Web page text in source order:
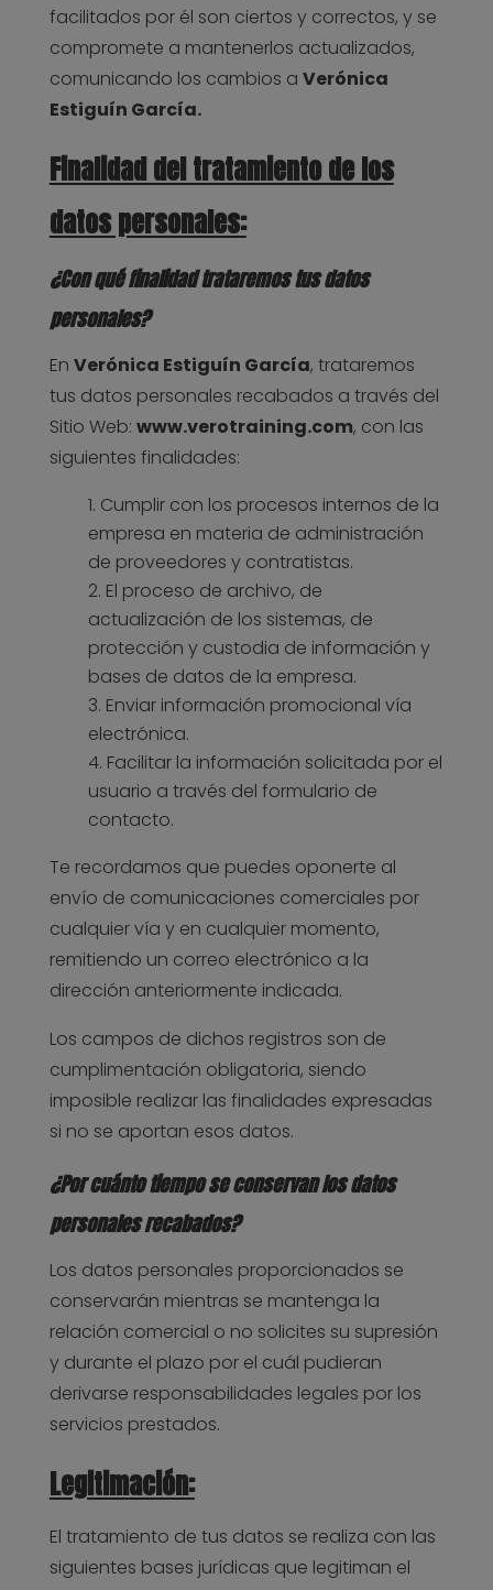
facilitados por él son ciertos y correctos, y se
compromete a mantenerlos actualizados,
comunicando los cambios a Verónica
Estiguín García.
Finalidad del tratamiento de los
datos personales:
¿Con qué finalidad trataremos tus datos
personales?
En Verónica Estiguín García, trataremos
tus datos personales recabados a través del
Sitio Web: www.verotraining.com, con las
siguientes finalidades:
Cumplir con los procesos internos de la
empresa en materia de administración
de proveedores y contratistas.
El proceso de archivo, de
actualización de los sistemas, de
protección y custodia de información y
bases de datos de la empresa.
Enviar información promocional vía
electrónica.
Facilitar la información solicitada por el
usuario a través del formulario de
contacto.
Te recordamos que puedes oponerte al
envío de comunicaciones comerciales por
cualquier vía y en cualquier momento,
remitiendo un correo electrónico a la
dirección anteriormente indicada.
Los campos de dichos registros son de
cumplimentación obligatoria, siendo
imposible realizar las finalidades expresadas
si no se aportan esos datos.
¿Por cuánto tiempo se conservan los datos
personales recabados?
Los datos personales proporcionados se
conservarán mientras se mantenga la
relación comercial o no solicites su supresión
y durante el plazo por el cuál pudieran
derivarse responsabilidades legales por los
servicios prestados.
Legitimación:
El tratamiento de tus datos se realiza con las
siguientes bases jurídicas que legitiman el